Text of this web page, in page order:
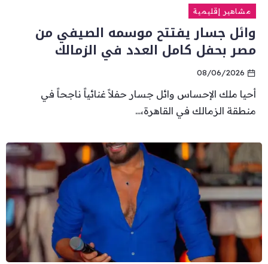
مشاهير إقليمية
وائل جسار يفتتح موسمه الصيفي من
مصر بحفل كامل العدد في الزمالك
08/06/2026
أحيا ملك الإحساس وائل جسار حفلاً غنائياً ناجحاً في
منطقة الزمالك في القاهرة،...